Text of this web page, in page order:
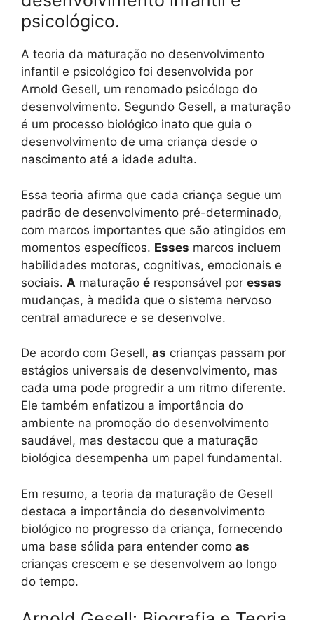
psicológico.
A teoria da maturação no desenvolvimento
infantil e psicológico foi desenvolvida por
Arnold Gesell, um renomado psicólogo do
desenvolvimento. Segundo Gesell, a maturação
é um processo biológico inato que guia o
desenvolvimento de uma criança desde o
nascimento até a idade adulta.
Essa teoria afirma que cada criança segue um
padrão de desenvolvimento pré-determinado,
com marcos importantes que são atingidos em
momentos específicos. Esses marcos incluem
habilidades motoras, cognitivas, emocionais e
sociais. A maturação é responsável por essas
mudanças, à medida que o sistema nervoso
central amadurece e se desenvolve.
De acordo com Gesell, as crianças passam por
estágios universais de desenvolvimento, mas
cada uma pode progredir a um ritmo diferente.
Ele também enfatizou a importância do
ambiente na promoção do desenvolvimento
saudável, mas destacou que a maturação
biológica desempenha um papel fundamental.
Em resumo, a teoria da maturação de Gesell
destaca a importância do desenvolvimento
biológico no progresso da criança, fornecendo
uma base sólida para entender como as
crianças crescem e se desenvolvem ao longo
do tempo.